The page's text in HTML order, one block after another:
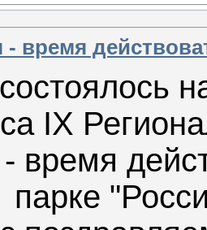
- время
IX
время
парке